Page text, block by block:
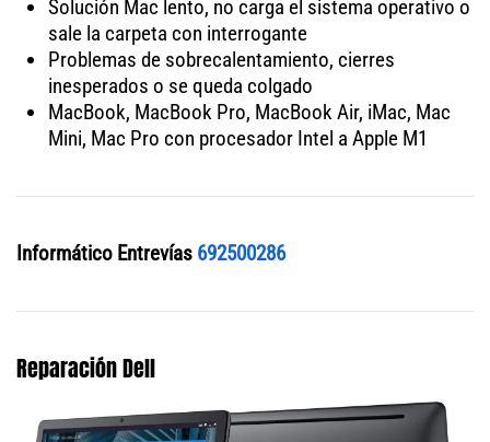
Solución Mac lento, no carga el sistema operativo o
sale la carpeta con interrogante
Problemas de sobrecalentamiento, cierres
inesperados o se queda colgado
MacBook, MacBook Pro, MacBook Air, iMac, Mac
Mini, Mac Pro con procesador Intel a Apple M1
Informático Entrevías 692500286
Reparación Dell